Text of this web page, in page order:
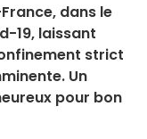
dans le
19, laissant
strict
Un
pour bon